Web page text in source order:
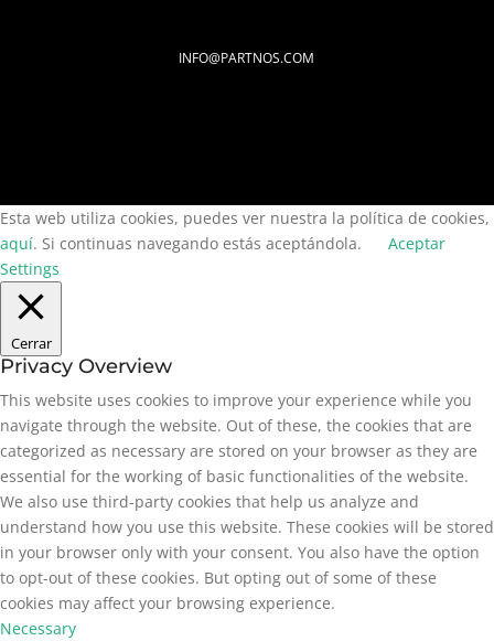
INFO@PARTNOS.COM
Esta web utiliza cookies, puedes ver nuestra la política de cookies,
aquí. Si continuas navegando estás aceptándola.
Aceptar
Settings
Cerrar
Privacy Overview
This website uses cookies to improve your experience while you
navigate through the website. Out of these, the cookies that are
categorized as necessary are stored on your browser as they are
essential for the working of basic functionalities of the website.
We also use third-party cookies that help us analyze and
understand how you use this website. These cookies will be stored
in your browser only with your consent. You also have the option
to opt-out of these cookies. But opting out of some of these
cookies may affect your browsing experience.
Necessary